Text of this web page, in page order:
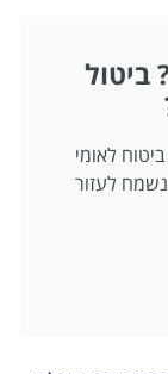
ביטול
לאומי
לעזור